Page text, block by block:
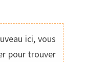
ici, vous
pour trouver